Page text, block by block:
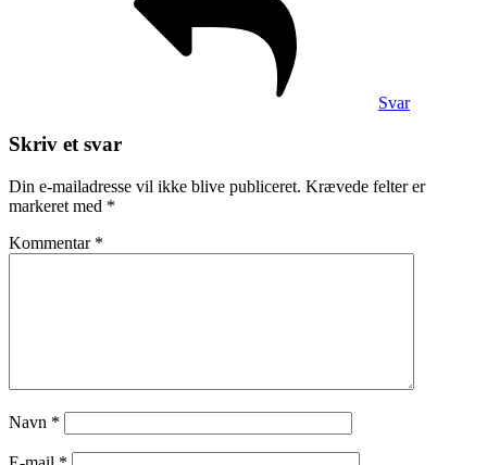
Svar
Skriv et svar
Din e-mailadresse vil ikke blive publiceret. Krævede felter er
markeret med *
Kommentar *
Navn *